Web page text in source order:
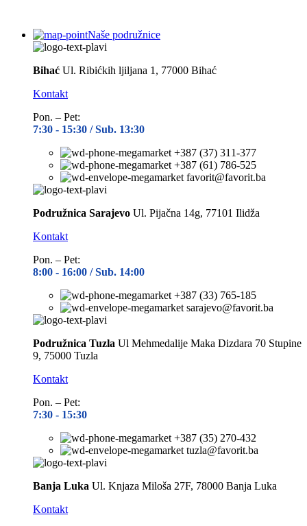
Naše podružnice
Bihać Ul. Ribićkih ljiljana 1, 77000 Bihać
Kontakt
Pon. – Pet:
7:30 - 15:30 / Sub. 13:30
+387 (37) 311-377
+387 (61) 786-525
favorit@favorit.ba
Podružnica Sarajevo Ul. Pijačna 14g, 77101 Ilidža
Kontakt
Pon. – Pet:
8:00 - 16:00 / Sub. 14:00
+387 (33) 765-185
sarajevo@favorit.ba
Podružnica Tuzla Ul Mehmedalije Maka Dizdara 70 Stupine
9, 75000 Tuzla
Kontakt
Pon. – Pet:
7:30 - 15:30
+387 (35) 270-432
tuzla@favorit.ba
Banja Luka Ul. Knjaza Miloša 27F, 78000 Banja Luka
Kontakt